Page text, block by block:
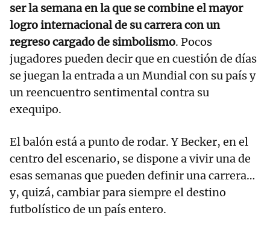
ser la semana en la que se combine el mayor
logro internacional de su carrera con un
regreso cargado de simbolismo. Pocos
jugadores pueden decir que en cuestión de días
se juegan la entrada a un Mundial con su país y
un reencuentro sentimental contra su
exequipo.
El balón está a punto de rodar. Y Becker, en el
centro del escenario, se dispone a vivir una de
esas semanas que pueden definir una carrera…
y, quizá, cambiar para siempre el destino
futbolístico de un país entero.